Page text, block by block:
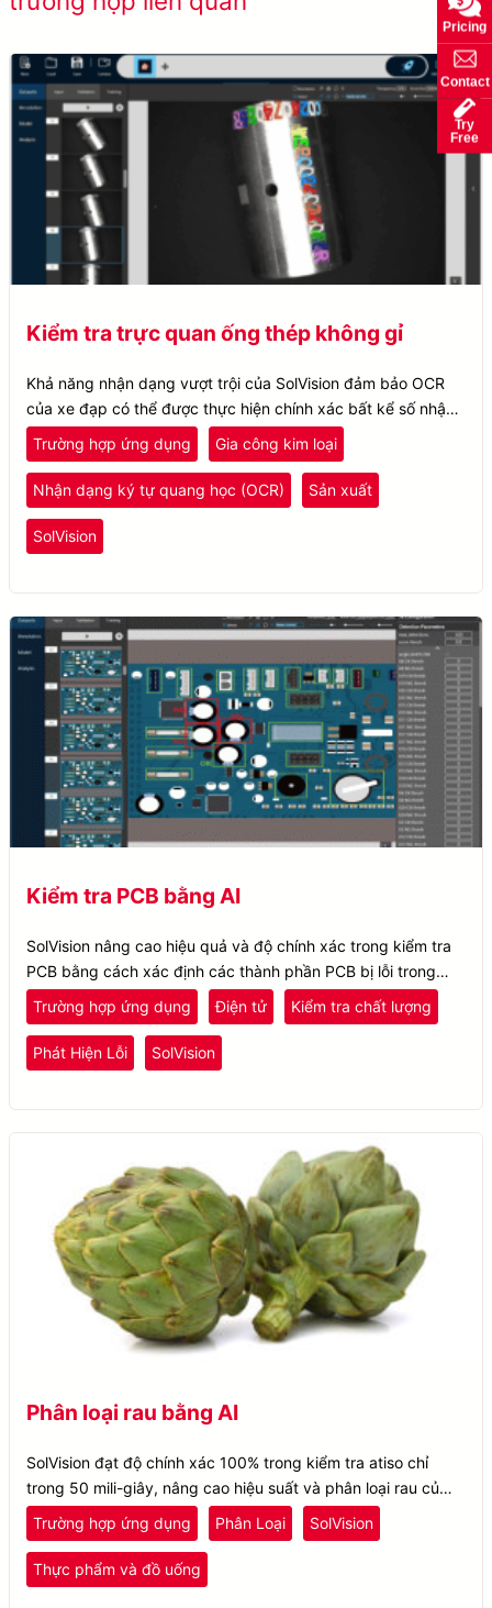
Kiểm tra trực quan ống thép không gỉ
Khả năng nhận dạng vượt trội của SolVision đảm bảo OCR
của xe đạp có thể được thực hiện chính xác bất kể số nhận
dạng trông như thế nào hoặc mức độ khúc xạ ánh sáng.
Trường hợp ứng dụng Gia công kim loại
Nhận dạng ký tự quang học (OCR) Sản xuất
SolVision
Kiểm tra PCB bằng AI
SolVision nâng cao hiệu quả và độ chính xác trong kiểm tra
PCB bằng cách xác định các thành phần PCB bị lỗi trong
thời gian thực thông qua công nghệ thị giác AI và xử lý hình
ảnh tiên tiến.
Trường hợp ứng dụng Điện tử Kiểm tra chất lượng
Phát Hiện Lỗi SolVision
Phân loại rau bằng AI
SolVision đạt độ chính xác 100% trong kiểm tra atiso chỉ
trong 50 mili-giây, nâng cao hiệu suất và phân loại rau củ
bằng AI.
Trường hợp ứng dụng Phân Loại SolVision
Thực phẩm và đồ uống
Pricing
Contact
Try
Free